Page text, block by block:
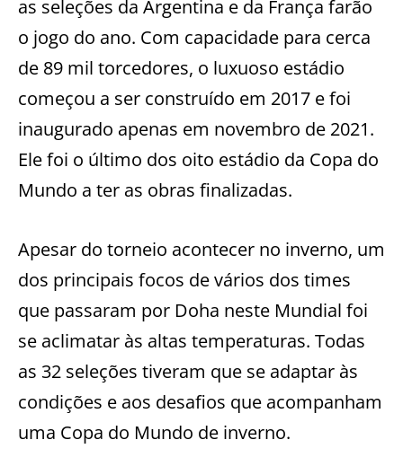
as seleções da Argentina e da França farão
o jogo do ano. Com capacidade para cerca
de 89 mil torcedores, o luxuoso estádio
começou a ser construído em 2017 e foi
inaugurado apenas em novembro de 2021.
Ele foi o último dos oito estádio da Copa do
Mundo a ter as obras finalizadas.
Apesar do torneio acontecer no inverno, um
dos principais focos de vários dos times
que passaram por Doha neste Mundial foi
se aclimatar às altas temperaturas. Todas
as 32 seleções tiveram que se adaptar às
condições e aos desafios que acompanham
uma Copa do Mundo de inverno.